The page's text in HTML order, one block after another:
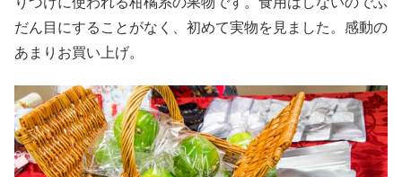
だん目にすることがなく、初めて実物を見ました。感動の
あまりお買い上げ。